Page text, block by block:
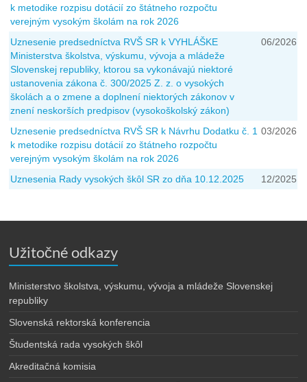
k metodike rozpisu dotácií zo štátneho rozpočtu
verejným vysokým školám na rok 2026
Uznesenie predsedníctva RVŠ SR k VYHLÁŠKE
Ministerstva školstva, výskumu, vývoja a mládeže
Slovenskej republiky, ktorou sa vykonávajú niektoré
ustanovenia zákona č. 300/2025 Z. z. o vysokých
školách a o zmene a doplnení niektorých zákonov v
znení neskorších predpisov (vysokoškolský zákon)
06/2026
Uznesenie predsedníctva RVŠ SR k Návrhu Dodatku č. 1
k metodike rozpisu dotácií zo štátneho rozpočtu
verejným vysokým školám na rok 2026
03/2026
Uznesenia Rady vysokých škôl SR zo dňa 10.12.2025 12/2025
Užitočné odkazy
Ministerstvo školstva, výskumu, vývoja a mládeže Slovenskej
republiky
Slovenská rektorská konferencia
Študentská rada vysokých škôl
Akreditačná komisia